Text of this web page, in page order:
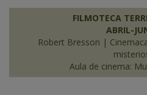
de
FILMOTECA
ABRIL-
Robert Bresson |
Aula de cinema: